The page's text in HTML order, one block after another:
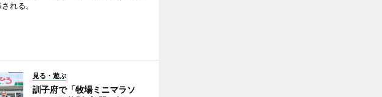
れる。
見る・遊ぶ
訓子府で「牧場ミニマラソ